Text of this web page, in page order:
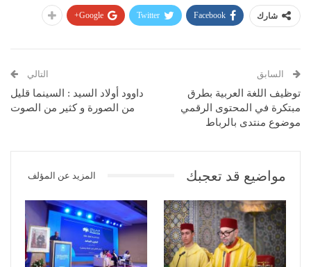
شارك Facebook
Twitter
Google+
السابق
توظيف اللغة العربية بطرق
مبتكرة في المحتوى الرقمي
موضوع منتدى بالرباط
التالي
داوود أولاد السيد : السينما قليل
من الصورة و كثير من الصوت
مواضيع قد تعجبك المزيد عن المؤلف